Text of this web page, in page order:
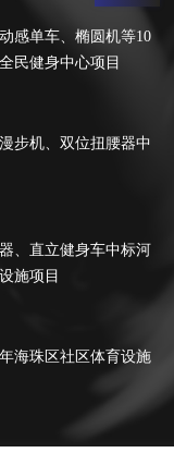
感单车、椭圆机等10
民健身中心项目
步机、双位扭腰器中
、直立健身车中标河
施项目
海珠区社区体育设施